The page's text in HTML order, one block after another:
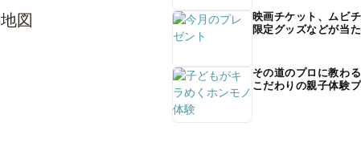
図
映画チケット、ムビ
限定グッズなどが当た
その道のプロに教わる
こだわりの親子体験